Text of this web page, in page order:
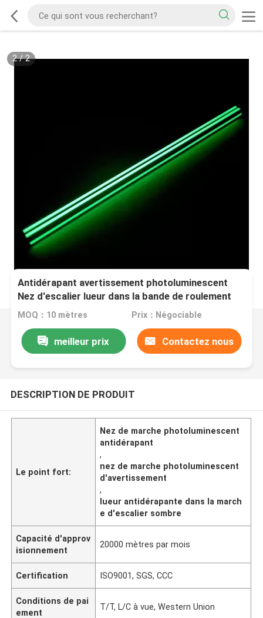
2/2
Antidérapant avertissement photoluminescent
Nez d'escalier lueur dans la bande de roulement
d'escalier sombre
MOQ：10 mètres Prix：Négociable
meilleur prix Contactez nous
DESCRIPTION DE PRODUIT
Le point fort:
Nez de marche photoluminescent
antidérapant
,
nez de marche photoluminescent
d'avertissement
,
lueur antidérapante dans la march
e d'escalier sombre
Capacité d'approv
isionnement
20000 mètres par mois
Certification ISO9001, SGS, CCC
Conditions de pai
ement
T/T, L/C à vue, Western Union